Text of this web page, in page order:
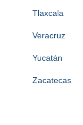
Tlaxcala
Veracruz
Yucatán
Zacatecas